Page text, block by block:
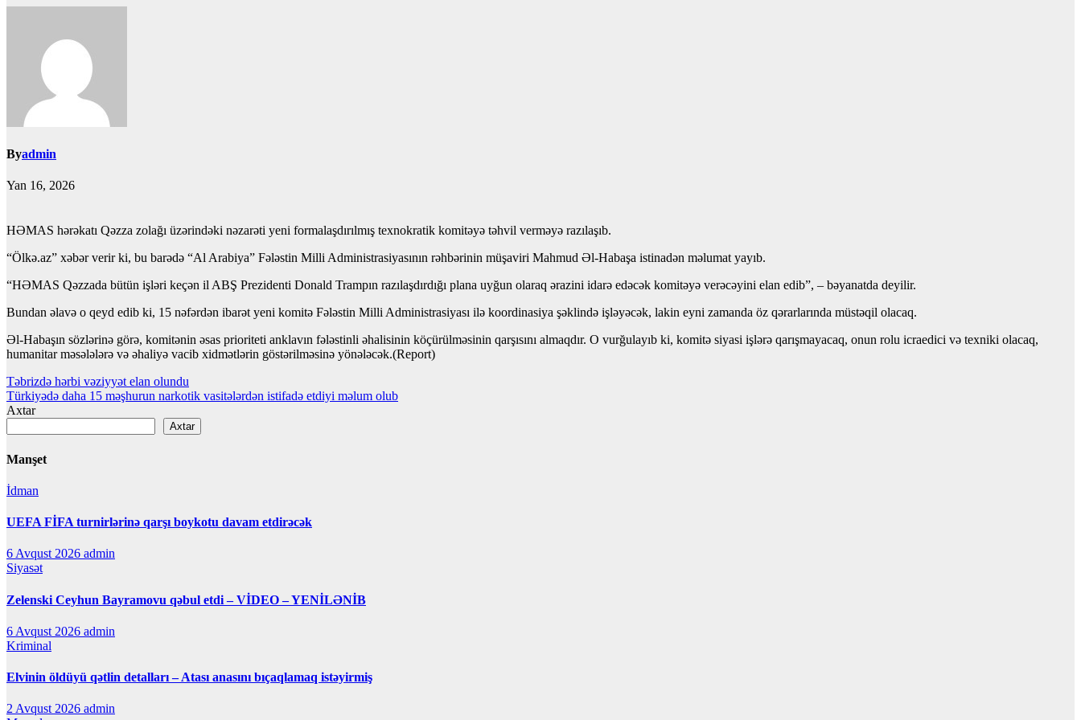
Byadmin
Yan 16, 2026
HƏMAS hərəkatı Qəzza zolağı üzərindəki nəzarəti yeni formalaşdırılmış texnokratik komitəyə təhvil verməyə razılaşıb.
“Ölkə.az” xəbər verir ki, bu barədə “Al Arabiya” Fələstin Milli Administrasiyasının rəhbərinin müşaviri Mahmud Əl-Habaşa istinadən məlumat yayıb.
“HƏMAS Qəzzada bütün işləri keçən il ABŞ Prezidenti Donald Trampın razılaşdırdığı plana uyğun olaraq ərazini idarə edəcək komitəyə verəcəyini elan edib”, – bəyanatda deyilir.
Bundan əlavə o qeyd edib ki, 15 nəfərdən ibarət yeni komitə Fələstin Milli Administrasiyası ilə koordinasiya şəklində işləyəcək, lakin eyni zamanda öz qərarlarında müstəqil olacaq.
Əl-Habaşın sözlərinə görə, komitənin əsas prioriteti anklavın fələstinli əhalisinin köçürülməsinin qarşısını almaqdır. O vurğulayıb ki, komitə siyasi işlərə qarışmayacaq, onun rolu icraedici və texniki olacaq,
humanitar məsələlərə və əhaliyə vacib xidmətlərin göstərilməsinə yönələcək.(Report)
Yazı
naviqasiyası
Təbrizdə hərbi vəziyyət elan olundu
Türkiyədə daha 15 məşhurun narkotik vasitələrdən istifadə etdiyi məlum olub
Axtar
Axtar
Manşet
İdman
UEFA FİFA turnirlərinə qarşı boykotu davam etdirəcək
6 Avqust 2026 admin
Siyasət
Zelenski Ceyhun Bayramovu qəbul etdi – VİDEO – YENİLƏNİB
6 Avqust 2026 admin
Kriminal
Elvinin öldüyü qətlin detalları – Atası anasını bıçaqlamaq istəyirmiş
2 Avqust 2026 admin